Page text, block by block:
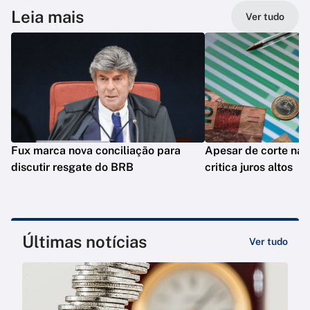
Leia mais Ver tudo
Fux marca nova conciliação para
discutir resgate do BRB
Apesar de corte na
critica juros altos
Últimas notícias Ver tudo